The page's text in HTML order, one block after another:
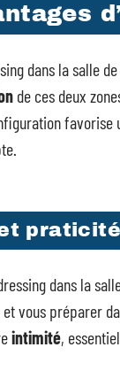
dans la salle
de ces deux
favorise
praticité
dans la
vous préparer
intimité,